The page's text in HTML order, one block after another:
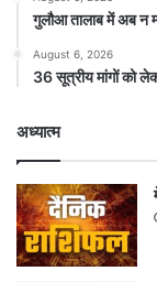
गुलौआ तालाब में अब न
August 6, 2026
36 सूत्रीय मांगों को
अध्यात्म